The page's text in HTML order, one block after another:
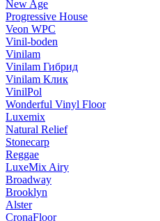
New Age
Progressive House
Veon WPC
Vinil-boden
Vinilam
Vinilam Гибрид
Vinilam Клик
VinilPol
Wonderful Vinyl Floor
Luxemix
Natural Relief
Stonecarp
Reggae
LuxeMix Airy
Broadway
Brooklyn
Alster
CronaFloor